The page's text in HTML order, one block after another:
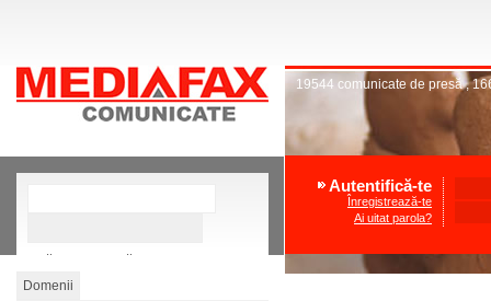
Căutare avansată
19544 comunicate de presă,
Autentifică-te
Înregistrează-te
Ai uitat parola?